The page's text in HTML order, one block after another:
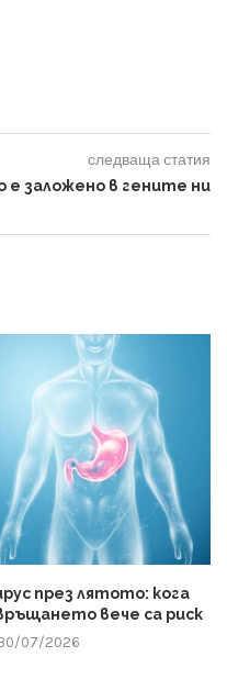
следваща статия
заложено в гените ни
през лятото: кога
вече са риск
07/2026